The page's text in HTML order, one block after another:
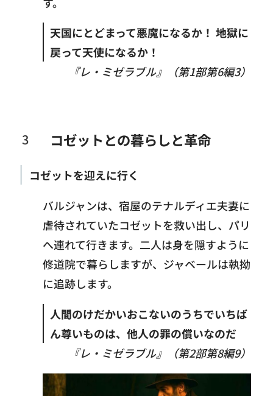
天国にとどまって悪魔になるか！ 地獄に
戻って天使になるか！
『レ・ミゼラブル』（第1部第6編3）
コゼットとの暮らしと革命
コゼットを迎えに行く
バルジャンは、宿屋のテナルディエ夫妻に
虐待されていたコゼットを救い出し、パリ
へ連れて行きます。二人は身を隠すように
修道院で暮らしますが、ジャベールは執拗
に追跡します。
人間のけだかいおこないのうちでいちば
ん尊いものは、他人の罪の償いなのだ
『レ・ミゼラブル』（第2部第8編9）